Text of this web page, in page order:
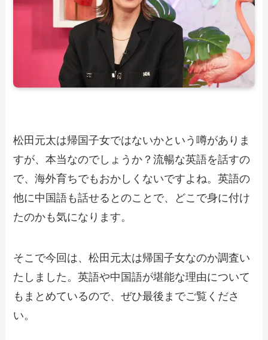
松田元太は帰国子女ではないかという噂がありま
すが、本当なのでしょうか？流暢な英語を話すの
で、海外育ちでもおかしくないですよね。英語の
他に中国語も話せるとのことで、どこで身に付け
たのかも気になります。
そこで今回は、松田元太は帰国子女なのか調査い
たしました。英語や中国語が堪能な理由について
もまとめているので、ぜひ最後までご覧くださ
い。